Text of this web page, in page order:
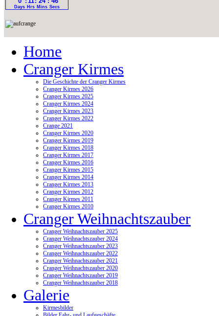
Home
Cranger Kirmes
Die Geschichte der Cranger Kirmes
Cranger Kirmes 2026
Cranger Kirmes 2025
Cranger Kirmes 2024
Cranger Kirmes 2023
Cranger Kirmes 2022
Crange 2021
Cranger Kirmes 2020
Cranger Kirmes 2019
Cranger Kirmes 2018
Cranger Kirmes 2017
Cranger Kirmes 2016
Cranger Kirmes 2015
Cranger Kirmes 2014
Cranger Kirmes 2013
Cranger Kirmes 2012
Cranger Kirmes 2011
Cranger Kirmes 2010
Cranger Weihnachtszauber
Cranger Weihnachtszauber 2025
Cranger Weihnachtszauber 2024
Cranger Weihnachtszauber 2023
Cranger Weihnachtszauber 2022
Cranger Weihnachtszauber 2021
Cranger Weihnachtszauber 2020
Cranger Weihnachtszauber 2019
Cranger Weihnachtszauber 2018
Galerie
Kirmesbilder